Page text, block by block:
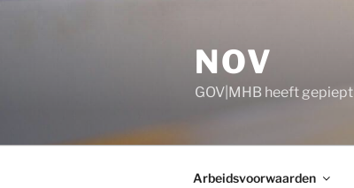
NOV
GOV|MHB heeft gepiept
Arbeidsvoorwaarden